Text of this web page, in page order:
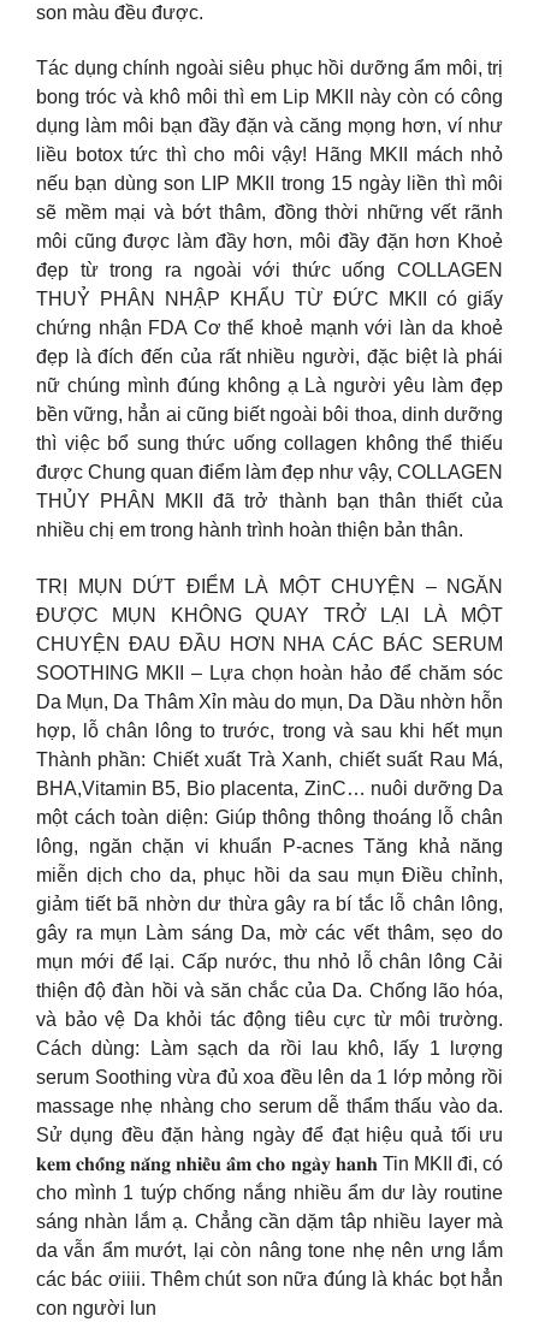
son màu đều được.
Tác dụng chính ngoài siêu phục hồi dưỡng ẩm môi, trị
bong tróc và khô môi thì em Lip MKII này còn có công
dụng làm môi bạn đầy đặn và căng mọng hơn, ví như
liều botox tức thì cho môi vậy! Hãng MKII mách nhỏ
nếu bạn dùng son LIP MKII trong 15 ngày liền thì môi
sẽ mềm mại và bớt thâm, đồng thời những vết rãnh
môi cũng được làm đầy hơn, môi đầy đặn hơn Khoẻ
đẹp từ trong ra ngoài với thức uống COLLAGEN
THUỶ PHÂN NHẬP KHẨU TỪ ĐỨC MKII có giấy
chứng nhận FDA Cơ thể khoẻ mạnh với làn da khoẻ
đẹp là đích đến của rất nhiều người, đặc biệt là phái
nữ chúng mình đúng không ạ Là người yêu làm đẹp
bền vững, hẳn ai cũng biết ngoài bôi thoa, dinh dưỡng
thì việc bổ sung thức uống collagen không thể thiếu
được Chung quan điểm làm đẹp như vậy, COLLAGEN
THỦY PHÂN MKII đã trở thành bạn thân thiết của
nhiều chị em trong hành trình hoàn thiện bản thân.
TRỊ MỤN DỨT ĐIỂM LÀ MỘT CHUYỆN – NGĂN
ĐƯỢC MỤN KHÔNG QUAY TRỞ LẠI LÀ MỘT
CHUYỆN ĐAU ĐẦU HƠN NHA CÁC BÁC SERUM
SOOTHING MKII – Lựa chọn hoàn hảo để chăm sóc
Da Mụn, Da Thâm Xỉn màu do mụn, Da Dầu nhờn hỗn
hợp, lỗ chân lông to trước, trong và sau khi hết mụn
Thành phần: Chiết xuất Trà Xanh, chiết suất Rau Má,
BHA,Vitamin B5, Bio placenta, ZinC… nuôi dưỡng Da
một cách toàn diện: Giúp thông thông thoáng lỗ chân
lông, ngăn chặn vi khuẩn P-acnes Tăng khả năng
miễn dịch cho da, phục hồi da sau mụn Điều chỉnh,
giảm tiết bã nhờn dư thừa gây ra bí tắc lỗ chân lông,
gây ra mụn Làm sáng Da, mờ các vết thâm, sẹo do
mụn mới để lại. Cấp nước, thu nhỏ lỗ chân lông Cải
thiện độ đàn hồi và săn chắc của Da. Chống lão hóa,
và bảo vệ Da khỏi tác động tiêu cực từ môi trường.
Cách dùng: Làm sạch da rồi lau khô, lấy 1 lượng
serum Soothing vừa đủ xoa đều lên da 1 lớp mỏng rồi
massage nhẹ nhàng cho serum dễ thẩm thấu vào da.
Sử dụng đều đặn hàng ngày để đạt hiệu quả tối ưu
𝐤𝐞𝐦 𝐜𝐡𝐨̂́𝐧𝐠 𝐧𝐚̆́𝐧𝐠 𝐧𝐡𝐢𝐞̂̀𝐮 𝐚̂̉𝐦 𝐜𝐡𝐨 𝐧𝐠𝐚̀𝐲 𝐡𝐚𝐧𝐡 Tin MKII đi, có
cho mình 1 tuýp chống nắng nhiều ẩm dư lày routine
sáng nhàn lắm ạ. Chẳng cần dặm tâp nhiều layer mà
da vẫn ẩm mướt, lại còn nâng tone nhẹ nên ưng lắm
các bác ơiiii. Thêm chút son nữa đúng là khác bọt hẳn
con người lun